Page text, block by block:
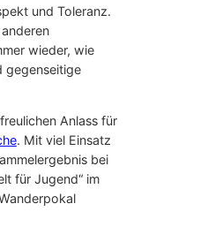
und Toleranz.
wieder, wie
gegenseitige
Anlass für
. Mit viel Einsatz
bei
für Jugend“ im